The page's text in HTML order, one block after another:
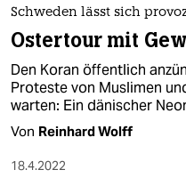
Schweden lässt sich
Ostertour mit
Den Koran öffentlich
Proteste von Muslimen
warten: Ein dänischer
Von Reinhard Wolff
18.4.2022